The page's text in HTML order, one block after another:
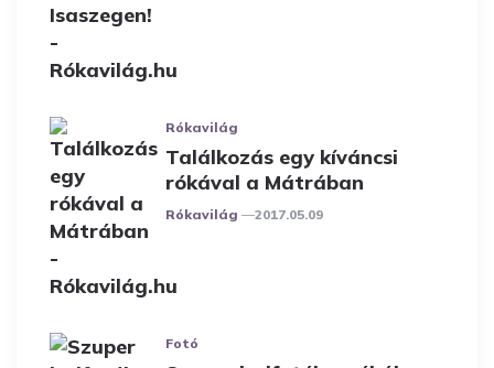
Rókavilág
Találkozás egy kíváncsi
rókával a Mátrában
Posted
Rókavilág 2017.05.09
Fotó